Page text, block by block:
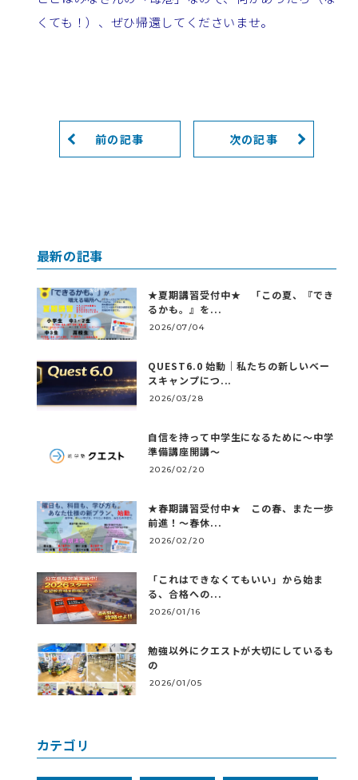
くても！）、ぜひ帰還してくださいませ。
前の記事 次の記事
最新の記事
★夏期講習受付中★ 「この夏、『でき
るかも。』を...
2026/07/04
QUEST6.0 始動｜私たちの新しいベー
スキャンプにつ...
2026/03/28
自信を持って中学生になるために～中学
準備講座開講～
2026/02/20
★春期講習受付中★ この春、また一歩
前進！～春休...
2026/02/20
「これはできなくてもいい」から始ま
る、合格への...
2026/01/16
勉強以外にクエストが大切にしているも
の
2026/01/05
カテゴリ